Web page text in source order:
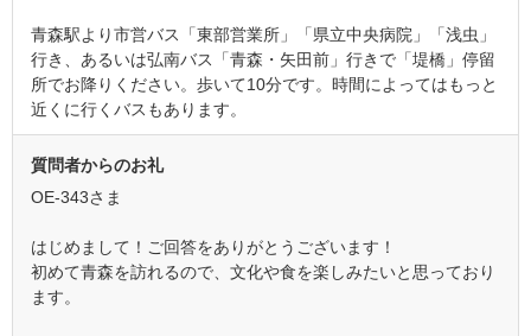
青森駅より市営バス「東部営業所」「県立中央病院」「浅虫」
行き、あるいは弘南バス「青森・矢田前」行きで「堤橋」停留
所でお降りください。歩いて10分です。時間によってはもっと
近くに行くバスもあります。
質問者からのお礼
OE-343さま
はじめまして！ご回答をありがとうございます！
初めて青森を訪れるので、文化や食を楽しみたいと思っており
ます。